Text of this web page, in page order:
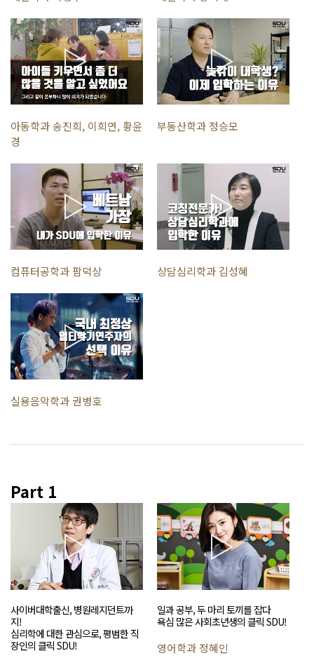
아동학과 송진희, 이희연, 황윤
경
부동산학과 정승모
컴퓨터공학과 팜덕상 상담심리학과 김성혜
실용음악학과 권병호
Part 1
사이버대학출신, 병원레지던트까
지!
심리학에 대한 관심으로, 평범한 직
장인의 클릭 SDU!
일과 공부, 두 마리 토끼를 잡다
욕심 많은 사회초년생의 클릭 SDU!
영어학과 정혜인